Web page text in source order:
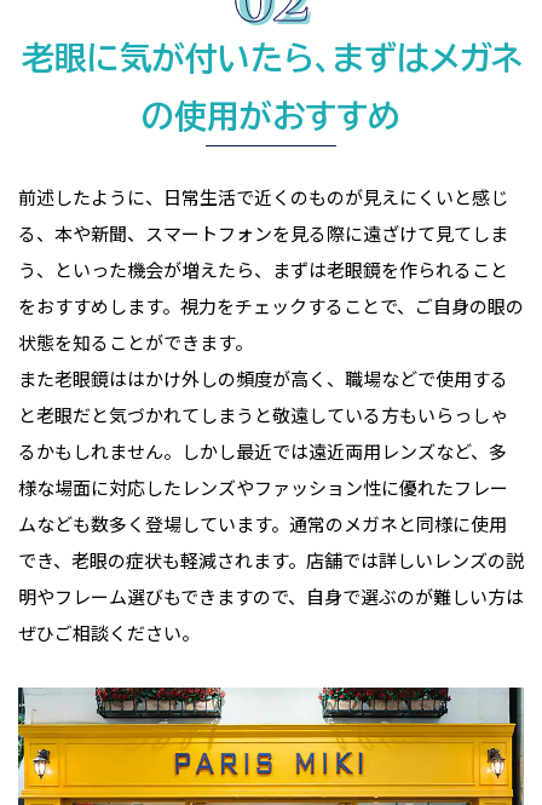
老眼に気が付いたら、まずはメガネ
の使用がおすすめ
前述したように、日常生活で近くのものが見えにくいと感じ
る、本や新聞、スマートフォンを見る際に遠ざけて見てしま
う、といった機会が増えたら、まずは老眼鏡を作られること
をおすすめします。視力をチェックすることで、ご自身の眼の
状態を知ることができます。
また老眼鏡ははかけ外しの頻度が高く、職場などで使用する
と老眼だと気づかれてしまうと敬遠している方もいらっしゃ
るかもしれません。しかし最近では遠近両用レンズなど、多
様な場面に対応したレンズやファッション性に優れたフレー
ムなども数多く登場しています。通常のメガネと同様に使用
でき、老眼の症状も軽減されます。店舗では詳しいレンズの説
明やフレーム選びもできますので、自身で選ぶのが難しい方は
ぜひご相談ください。